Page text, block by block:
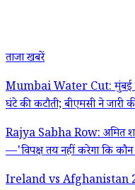
ताजा खबरें
Mumbai Water Cut: मुंबई
घंटे की कटौती; बीएमसी ने जारी
Rajya Sabha Row: अमित
—'विपक्ष तय नहीं करेगा कि
Ireland vs Afghanistan